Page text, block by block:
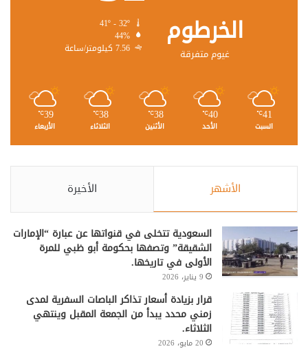
الخرطوم
غيوم متفرقة
44%
7.56 كيلومتر/ساعة
41
℃
السبت
40
℃
الأحد
38
℃
الأثنين
38
℃
الثلاثاء
39
℃
الأربعاء
الأشهر الأخيرة
السعودية تتخلى في قنواتها عن عبارة “الإمارات
الشقيقة” وتصفها بحكومة أبو ظبي للمرة
الأولى في تاريخها.
9 يناير، 2026
قرار بزيادة أسعار تذاكر الباصات السفرية لمدى
زمني محدد يبدأ من الجمعة المقبل وينتهي
الثلاثاء.
20 مايو، 2026